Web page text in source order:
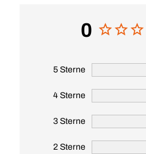
0
5 Sterne
4 Sterne
3 Sterne
2 Sterne